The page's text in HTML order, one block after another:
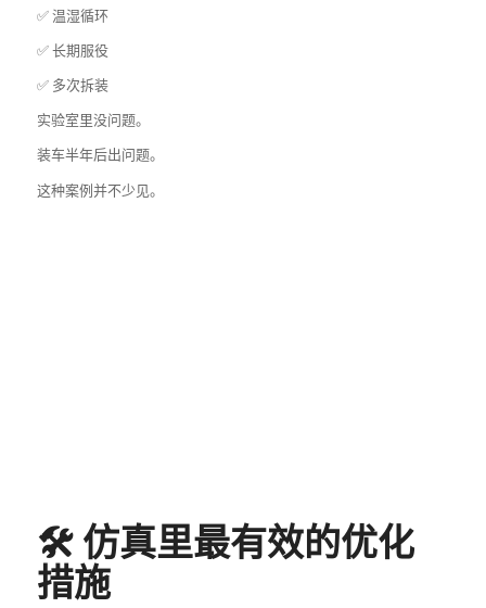
✅ 温湿循环
✅ 长期服役
✅ 多次拆装
实验室里没问题。
装车半年后出问题。
这种案例并不少见。
🛠️ 仿真里最有效的优化
措施